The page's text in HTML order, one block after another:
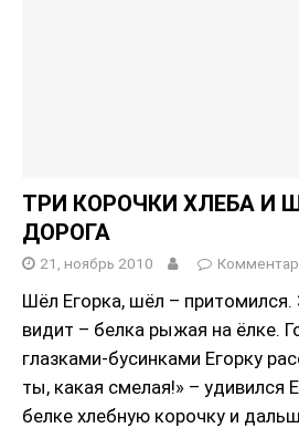
ТРИ КОРОЧКИ ХЛЕБА И
ДОРОГА
21, ноябрь 2010
Шёл Егорка, шёл – притомился.
видит – белка рыжая на ёлке.
глазками-бусинками Егорку
ты, какая смелая!» – удивился
белке хлебную корочку и